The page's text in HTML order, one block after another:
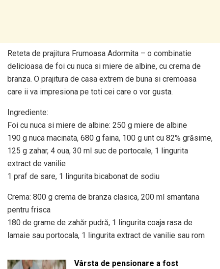
Reteta de prajitura Frumoasa Adormita – o combinatie
delicioasa de foi cu nuca si miere de albine, cu crema de
branza. O prajitura de casa extrem de buna si cremoasa
care ii va impresiona pe toti cei care o vor gusta.
Ingrediente:
Foi cu nuca si miere de albine: 250 g miere de albine
190 g nuca macinata, 680 g faina, 100 g unt cu 82% grăsime,
125 g zahar, 4 oua, 30 ml suc de portocale, 1 lingurita
extract de vanilie
1 praf de sare, 1 lingurita bicabonat de sodiu
Crema: 800 g crema de branza clasica, 200 ml smantana
pentru frisca
180 de grame de zahăr pudră, 1 lingurita coaja rasa de
lamaie sau portocala, 1 lingurita extract de vanilie sau rom
Vârsta de pensionare a fost